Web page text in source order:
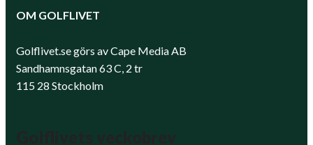
OM GOLFLIVET
Golflivet.se görs av Cape Media AB
Sandhamnsgatan 63 C, 2 tr
115 28 Stockholm